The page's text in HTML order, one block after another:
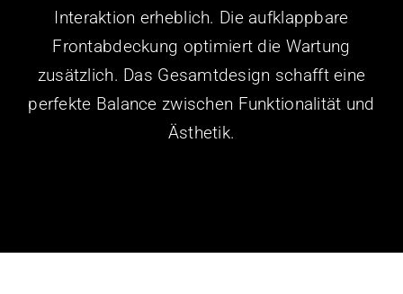
Interaktion erheblich. Die aufklappbare
Frontabdeckung optimiert die Wartung
zusätzlich. Das Gesamtdesign schafft eine
perfekte Balance zwischen Funktionalität und
Ästhetik.